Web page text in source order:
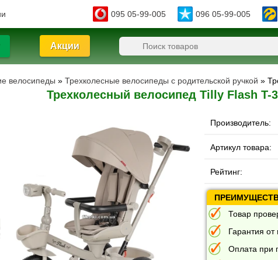
095 05-99-005 096 05-99-005
Акции
велосипеды »Трехколесные велосипеды с родительской ручкой »
Трехколесный велосипед Tilly Flash T-
Производитель:
Артикул товара:
Рейтинг:
Товар
Гарантия от
Оплата при